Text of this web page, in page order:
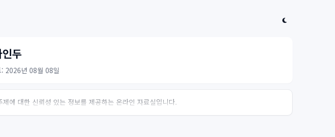
두
: 2026년 08월 08일
에 대한 신뢰성 있는 정보를 제공하는 온라인 자료실입니다.